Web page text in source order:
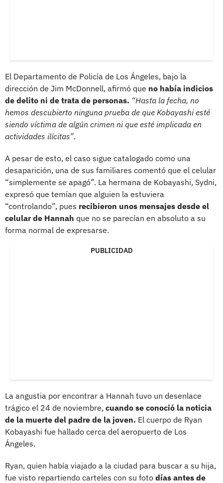
El Departamento de Policía de Los Ángeles, bajo la
dirección de Jim McDonnell, afirmó que no había indicios
de delito ni de trata de personas. “Hasta la fecha, no
hemos descubierto ninguna prueba de que Kobayashi esté
siendo víctima de algún crimen ni que esté implicada en
actividades ilícitas”.
A pesar de esto, el caso sigue catalogado como una
desaparición, una de sus familiares comentó que el celular
“simplemente se apagó”. La hermana de Kobayashi, Sydni,
expresó que temían que alguien la estuviera
“controlando”, pues recibieron unos mensajes desde el
celular de Hannah que no se parecían en absoluto a su
forma normal de expresarse.
PUBLICIDAD
La angustia por encontrar a Hannah tuvo un desenlace
trágico el 24 de noviembre, cuando se conoció la noticia
de la muerte del padre de la joven. El cuerpo de Ryan
Kobayashi fue hallado cerca del aeropuerto de Los
Ángeles.
Ryan, quien había viajado a la ciudad para buscar a su hija,
fue visto repartiendo carteles con su foto días antes de